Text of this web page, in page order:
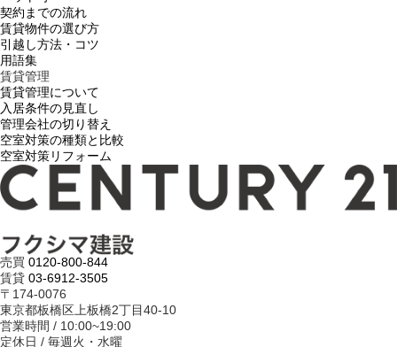
契約までの流れ
賃貸物件の選び方
引越し方法・コツ
用語集
賃貸管理
賃貸管理について
入居条件の見直し
管理会社の切り替え
空室対策の種類と比較
空室対策リフォーム
売買 0120-800-844
賃貸 03-6912-3505
〒174-0076
東京都板橋区上板橋2丁目40-10
営業時間 / 10:00~19:00
定休日 / 毎週火・水曜